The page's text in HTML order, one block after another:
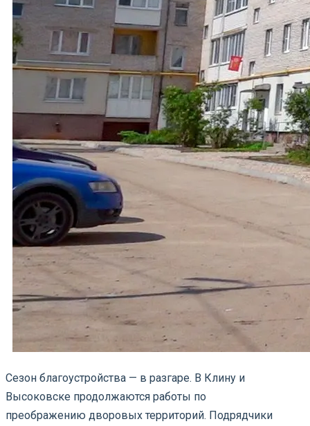
Сезон благоустройства — в разгаре. В Клину и
Высоковске продолжаются работы по
преображению дворовых территорий. Подрядчики